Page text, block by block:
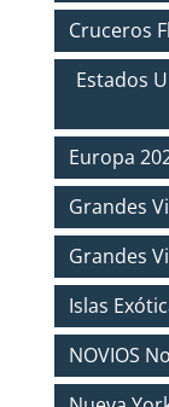
Cruceros
Estados
Europa
Grandes
Grandes
Islas
NOVIOS